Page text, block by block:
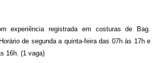
experiência registrada em costuras de Bag.
de segunda a quinta-feira das 07h às 17h e
16h. (1 vaga)